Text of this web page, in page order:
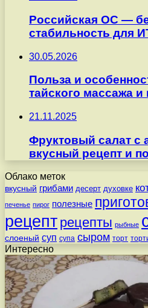
Российская ОС —
стабильность для
30.05.2026
Польза и
тайского массажа
21.11.2025
Фруктовый салат с
вкусный рецепт и
Облако меток
вкусный грибами десерт духовке
печенье пирог полезные
рецепт рецепты рыбные
слоеный суп супа сыром торт
Интересно